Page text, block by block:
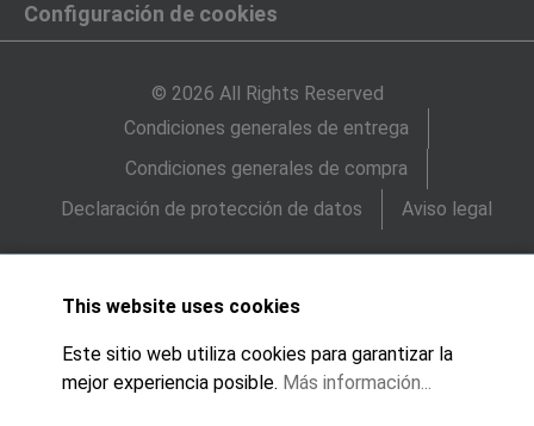
Configuración de cookies
© 2026 All Rights Reserved
Condiciones generales de entrega
Condiciones generales de compra
Declaración de protección de datos
Aviso legal
This website uses cookies
Este sitio web utiliza cookies para garantizar la
mejor experiencia posible. Más información...